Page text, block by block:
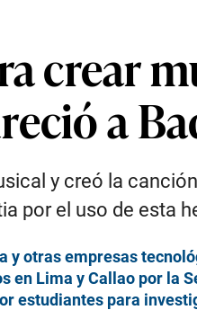
crear
a
y creó la
por el uso de esta
y otras empresas
en Lima y Callao por la
estudiantes para